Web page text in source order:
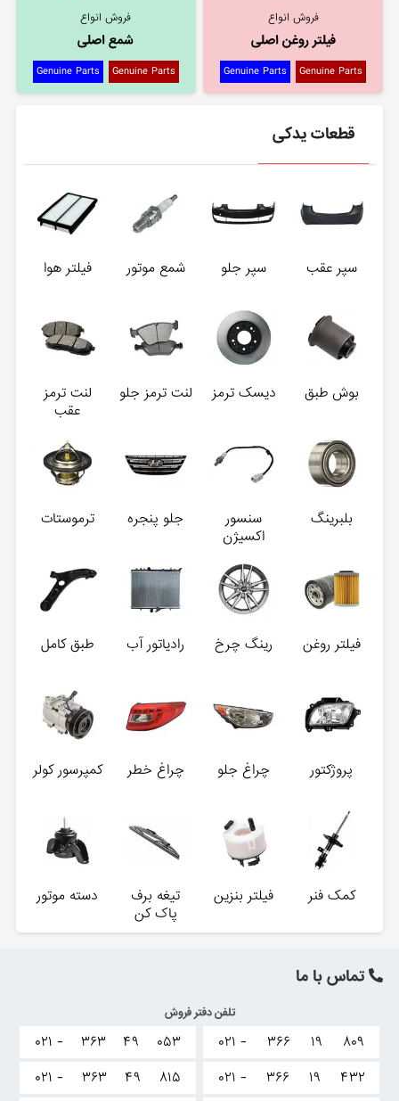
فروش انواع
فیلتر روغن اصلی
Genuine Parts
Genuine Parts
فروش انواع
شمع اصلی
Genuine Parts
Genuine Parts
قطعات یدکی
سپر عقب سپر جلو شمع موتور فیلتر هوا
بوش طبق دیسک ترمز لنت ترمز جلو
لنت ترمز
عقب
بلبرینگ
سنسور
اکسیژن
جلو پنجره ترموستات
فیلتر روغن رینگ چرخ رادیاتور آب طبق کامل
پروژکتور چراغ جلو چراغ خطر کمپرسور کولر
کمک فنر فیلتر بنزین
تیغه برف
پاک کن
دسته موتور
تماس با ما
تلفن دفتر فروش
۰۲۱ - ۳۶۶ ۱۹
۸۰۹
۰۲۱ -
۳۶۶ ۱۹
۴۳۲
۰۲۱ - ۳۶۳ ۴۹
۰۵۳
۰۲۱ -
۳۶۳ ۴۹
۸۱۵